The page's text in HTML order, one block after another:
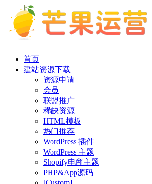
首页
建站资源下载
资源申请
会员
联盟推广
稀缺资源
HTML模板
热门推荐
WordPress 插件
WordPress 主题
Shopify电商主题
PHP&App源码
[Custom]